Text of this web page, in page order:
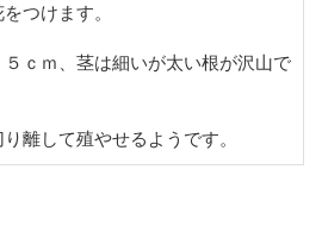
つけます。
ｃｍ、茎は細いが太い根が沢山で
離して殖やせるようです。